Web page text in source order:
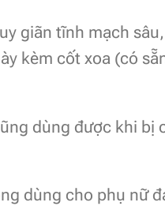
giãn tĩnh mạch
kèm cốt xoa (có
dùng được khi bị
dùng cho phụ nữ